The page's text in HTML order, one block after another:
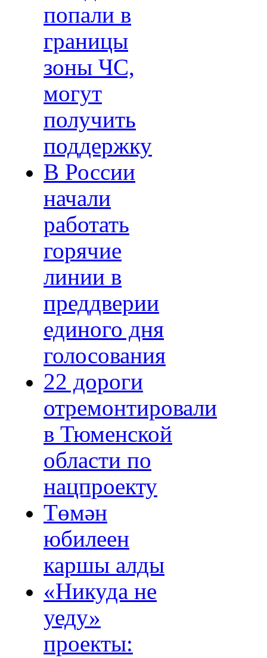
попали в
границы
зоны ЧС,
могут
получить
поддержку
В России
начали
работать
горячие
линии в
преддверии
единого дня
голосования
22 дороги
отремонтировали
в Тюменской
области по
нацпроекту
Төмән
юбилеен
каршы алды
«Никуда не
уеду»
проекты: